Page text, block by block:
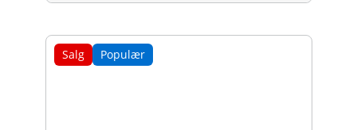
Salg Populær